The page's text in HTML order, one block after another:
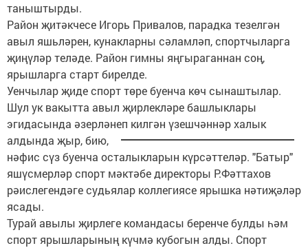
таныштырды.
Район җитәкчесе Игорь Привалов, парадка тезелгән
авыл яшьләрен, кунакларны сәламләп, спортчыларга
җиңүләр теләде. Район гимны яңгыраганнан соң,
ярышларга старт бирелде.
Уенчылар җиде спорт төре буенча көч сынаштылар.
Шул ук вакытта авыл җирлекләре башлыклары
эгидасында әзерләнеп килгән үзешчәннәр халык
алдында җыр, бию,
нәфис сүз буенча осталыкларын күрсәттеләр. "Батыр"
яшүсмерләр спорт мәктәбе директоры Р.Фәттахов
рәислегендәге судьялар коллегиясе ярышка нәтиҗәләр
ясады.
Турай авылы җирлеге командасы беренче булды һәм
спорт ярышларының күчмә кубогын алды. Спорт